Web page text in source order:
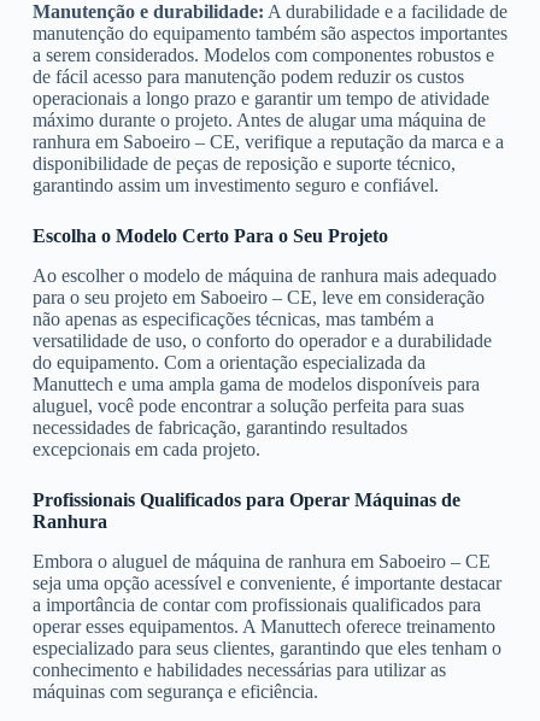
Manutenção e durabilidade: A durabilidade e a facilidade de
manutenção do equipamento também são aspectos importantes
a serem considerados. Modelos com componentes robustos e
de fácil acesso para manutenção podem reduzir os custos
operacionais a longo prazo e garantir um tempo de atividade
máximo durante o projeto. Antes de alugar uma máquina de
ranhura em Saboeiro – CE, verifique a reputação da marca e a
disponibilidade de peças de reposição e suporte técnico,
garantindo assim um investimento seguro e confiável.
Escolha o Modelo Certo Para o Seu Projeto
Ao escolher o modelo de máquina de ranhura mais adequado
para o seu projeto em Saboeiro – CE, leve em consideração
não apenas as especificações técnicas, mas também a
versatilidade de uso, o conforto do operador e a durabilidade
do equipamento. Com a orientação especializada da
Manuttech e uma ampla gama de modelos disponíveis para
aluguel, você pode encontrar a solução perfeita para suas
necessidades de fabricação, garantindo resultados
excepcionais em cada projeto.
Profissionais Qualificados para Operar Máquinas de
Ranhura
Embora o aluguel de máquina de ranhura em Saboeiro – CE
seja uma opção acessível e conveniente, é importante destacar
a importância de contar com profissionais qualificados para
operar esses equipamentos. A Manuttech oferece treinamento
especializado para seus clientes, garantindo que eles tenham o
conhecimento e habilidades necessárias para utilizar as
máquinas com segurança e eficiência.